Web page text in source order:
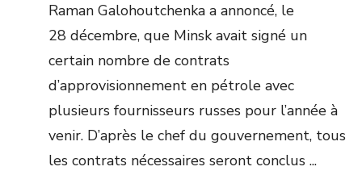
Raman Galohoutchenka a annoncé, le
28 décembre, que Minsk avait signé un
certain nombre de contrats
d’approvisionnement en pétrole avec
plusieurs fournisseurs russes pour l’année à
venir. D’après le chef du gouvernement, tous
les contrats nécessaires seront conclus ...